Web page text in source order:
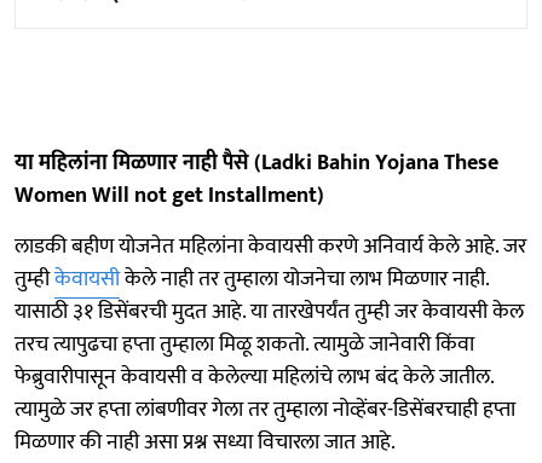
या महिलांना मिळणार नाही पैसे (Ladki Bahin Yojana These
Women Will not get Installment)
लाडकी बहीण योजनेत महिलांना केवायसी करणे अनिवार्य केले आहे. जर
तुम्हीकेवायसीकेले नाही तर तुम्हाला योजनेचा लाभ मिळणार नाही.
यासाठी ३१ डिसेंबरची मुदत आहे. या तारखेपर्यंत तुम्ही जर केवायसी केल
तरच त्यापुढचा हप्ता तुम्हाला मिळू शकतो. त्यामुळे जानेवारी किंवा
फेब्रुवारीपासून केवायसी व केलेल्या महिलांचे लाभ बंद केले जातील.
त्यामुळे जर हप्ता लांबणीवर गेला तर तुम्हाला नोव्हेंबर-डिसेंबरचाही हप्ता
मिळणार की नाही असा प्रश्न सध्या विचारला जात आहे.